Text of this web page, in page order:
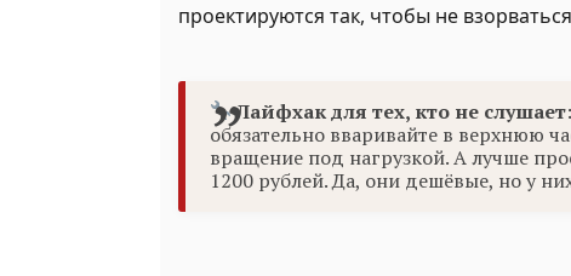
проектируются так, чтобы не
Лайфхак для тех, кто не слушает:
обязательно вваривайте в верхнюю
вращение под нагрузкой. А лучше
1200 рублей. Да, они дешёвые, но у